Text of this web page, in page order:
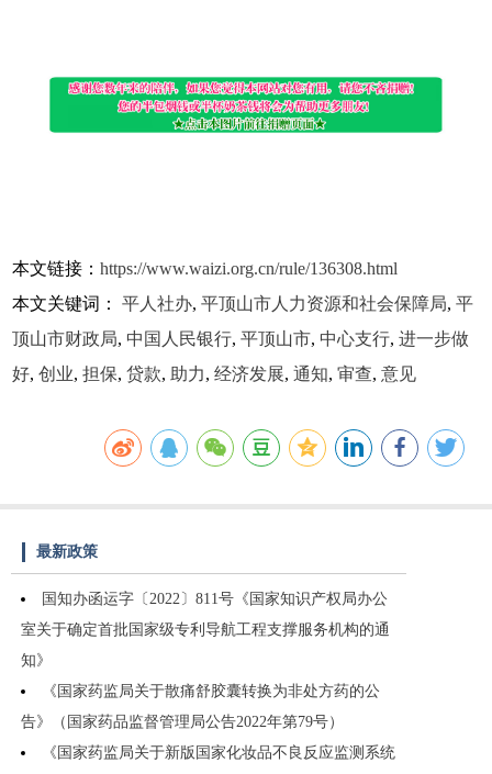
本文链接：https://www.waizi.org.cn/rule/136308.html
本文关键词：平人社办,平顶山市人力资源和社会保障局,平
顶山市财政局, 中国人民银行,平顶山市, 中心支行,进一步做
好,创业,担保,贷款,助力,经济发展,通知,审查,意见
最新政策
国知办函运字〔2022〕811号《国家知识产权局办公
室关于确定首批国家级专利导航工程支撑服务机构的通
知》
《国家药监局关于散痛舒胶囊转换为非处方药的公
告》（国家药品监督管理局公告2022年第79号）
《国家药监局关于新版国家化妆品不良反应监测系统